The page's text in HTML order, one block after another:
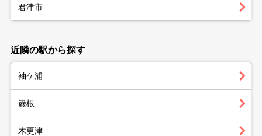
君津市
近隣の駅から探す
袖ケ浦
巌根
木更津